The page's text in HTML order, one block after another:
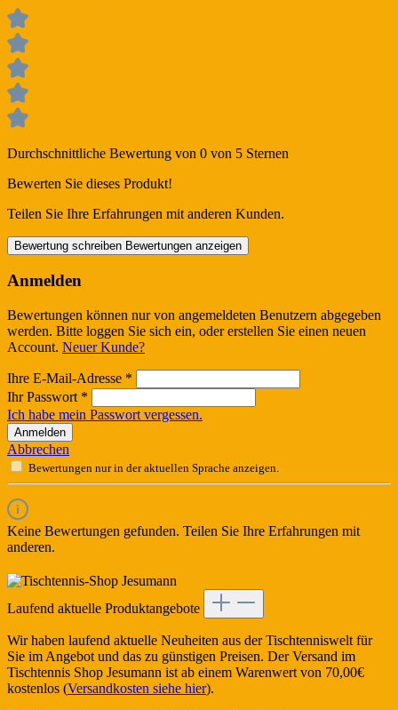
Durchschnittliche Bewertung von 0 von 5 Sternen
Bewerten Sie dieses Produkt!
Teilen Sie Ihre Erfahrungen mit anderen Kunden.
Bewertung schreiben Bewertungen anzeigen
Anmelden
Bewertungen können nur von angemeldeten Benutzern abgegeben
werden. Bitte loggen Sie sich ein, oder erstellen Sie einen neuen
Account. Neuer Kunde?
Ihre E-Mail-Adresse *
Ihr Passwort *
Ich habe mein Passwort vergessen.
Anmelden
Abbrechen
Bewertungen nur in der aktuellen Sprache anzeigen.
Keine Bewertungen gefunden. Teilen Sie Ihre Erfahrungen mit
anderen.
Laufend aktuelle Produktangebote
Wir haben laufend aktuelle Neuheiten aus der Tischtenniswelt für
Sie im Angebot und das zu günstigen Preisen. Der Versand im
Tischtennis Shop Jesumann ist ab einem Warenwert von 70,00€
kostenlos (Versandkosten siehe hier).